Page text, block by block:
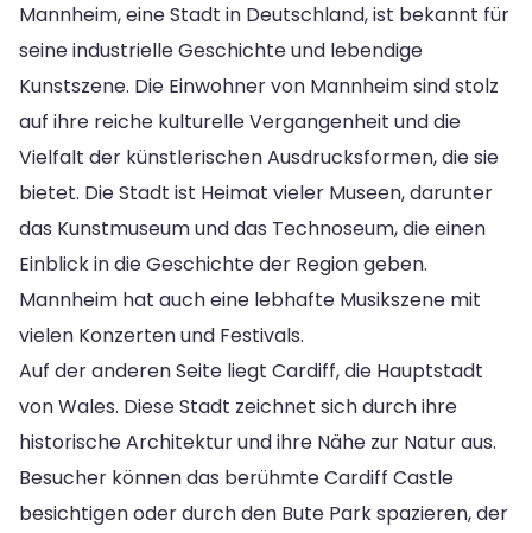
Mannheim, eine Stadt in Deutschland, ist bekannt für
seine industrielle Geschichte und lebendige
Kunstszene. Die Einwohner von Mannheim sind stolz
auf ihre reiche kulturelle Vergangenheit und die
Vielfalt der künstlerischen Ausdrucksformen, die sie
bietet. Die Stadt ist Heimat vieler Museen, darunter
das Kunstmuseum und das Technoseum, die einen
Einblick in die Geschichte der Region geben.
Mannheim hat auch eine lebhafte Musikszene mit
vielen Konzerten und Festivals.
Auf der anderen Seite liegt Cardiff, die Hauptstadt
von Wales. Diese Stadt zeichnet sich durch ihre
historische Architektur und ihre Nähe zur Natur aus.
Besucher können das berühmte Cardiff Castle
besichtigen oder durch den Bute Park spazieren, der